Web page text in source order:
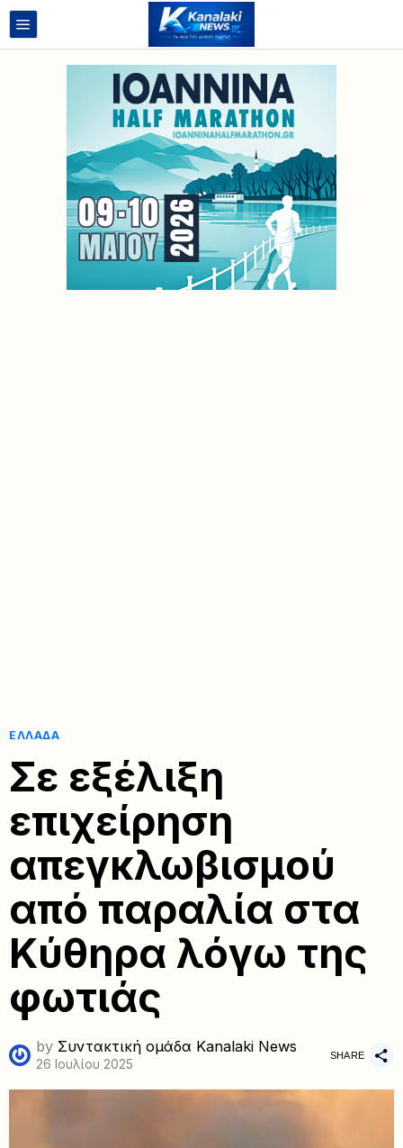
ΕΛΛΆΔΑ
Σε εξέλιξη
επιχείρηση
απεγκλωβισμού
από παραλία στα
Κύθηρα λόγω της
φωτιάς
by Συντακτική ομάδα Kanalaki News
26 Ιουλίου 2025
SHARE